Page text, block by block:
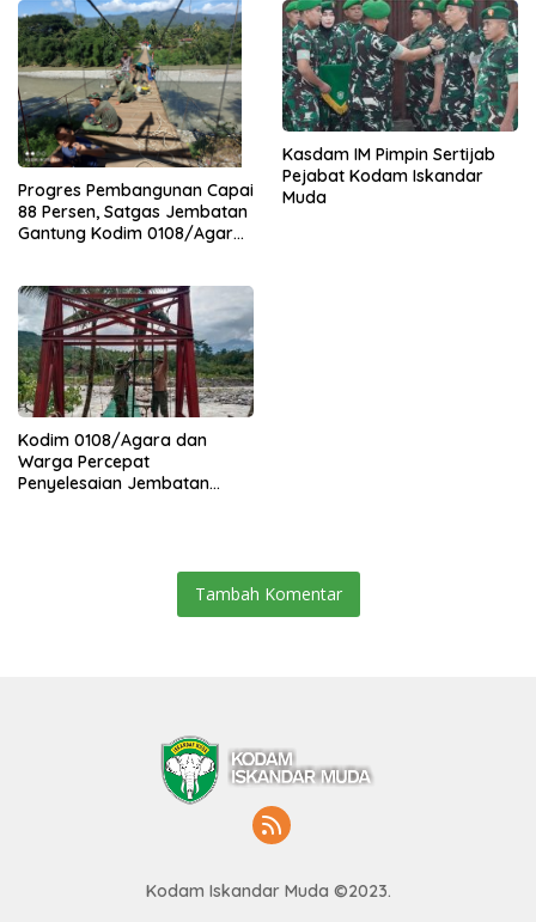
Progres Pembangunan Capai
88 Persen, Satgas Jembatan
Gantung Kodim 0108/Agara
Kasdam IM Pimpin Sertijab
Pejabat Kodam Iskandar
Muda
Kodim 0108/Agara dan
Warga Percepat
Penyelesaian Jembatan
Tambah Komentar
Kodam Iskandar Muda ©2023.